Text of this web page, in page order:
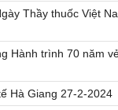
Thầy thuốc Việt
Hành trình 70 năm
Hà Giang 27-2-2024